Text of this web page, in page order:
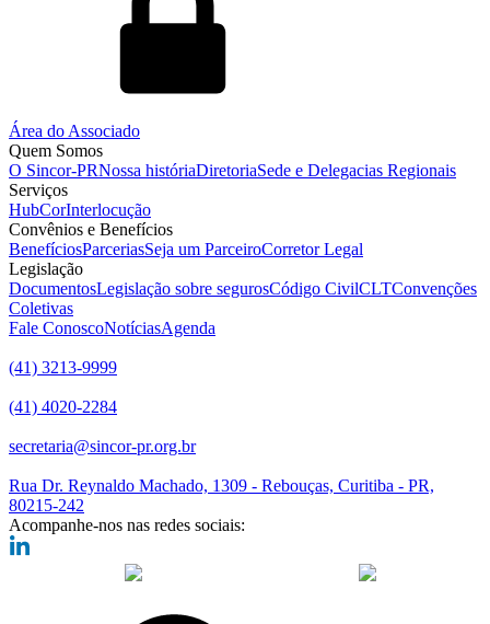
Área do Associado
Quem Somos
O Sincor-PRNossa históriaDiretoriaSede e Delegacias Regionais
Serviços
HubCorInterlocução
Convênios e Benefícios
BenefíciosParceriasSeja um ParceiroCorretor Legal
Legislação
DocumentosLegislação sobre segurosCódigo CivilCLTConvenções
Coletivas
Fale ConoscoNotíciasAgenda
(41) 3213-9999
(41) 4020-2284
secretaria@sincor-pr.org.br
Rua Dr. Reynaldo Machado, 1309 - Rebouças, Curitiba - PR,
80215-242
Acompanhe-nos nas redes sociais: